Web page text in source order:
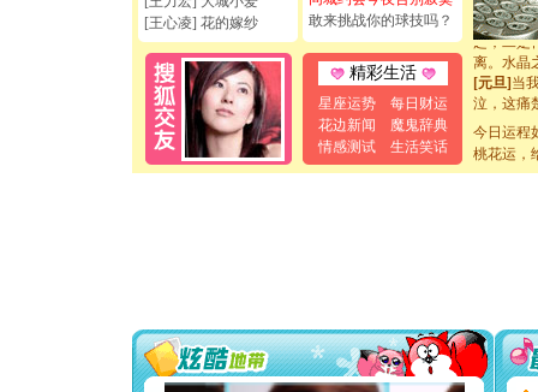
[王心凌] 花的嫁纱
敢来挑战你的球技吗？
精彩生活
星座运势
每日财运
花边新闻
魔鬼辞典
情感测试
生活笑话
[元旦]如
起；二是
离。水晶
[元旦] 当
泣，这痛
卖了。水
[春节]风
颜！冬去
道一声平
能正大光
天都要快
[圣诞节]
今日运程
桃花运，